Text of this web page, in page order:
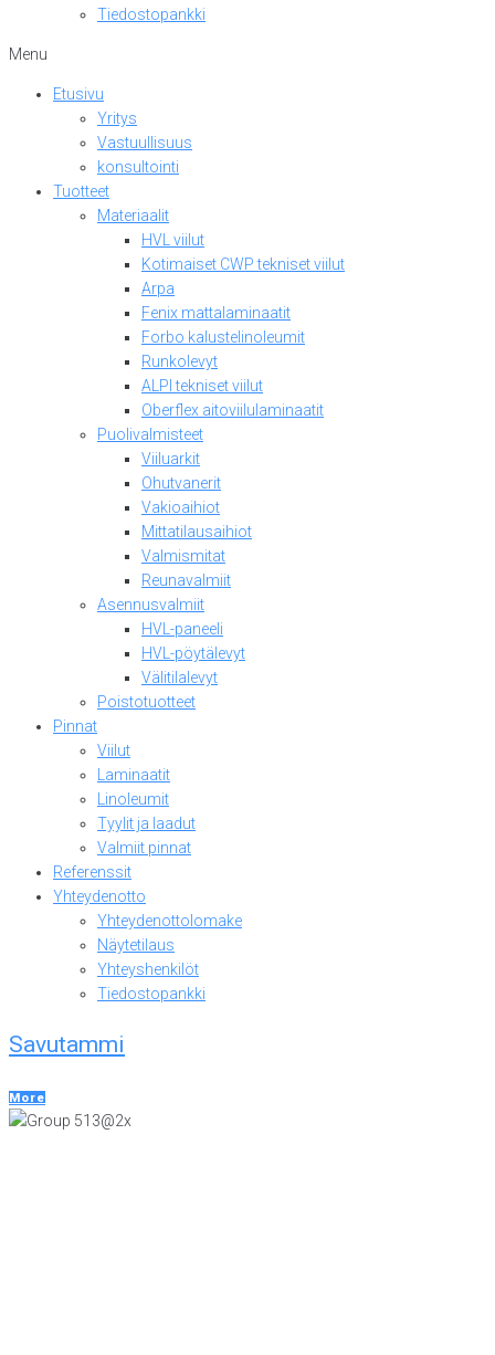
Tiedostopankki
Menu
Etusivu
Yritys
Vastuullisuus
konsultointi
Tuotteet
Materiaalit
HVL viilut
Kotimaiset CWP tekniset viilut
Arpa
Fenix mattalaminaatit
Forbo kalustelinoleumit
Runkolevyt
ALPI tekniset viilut
Oberflex aitoviilulaminaatit
Puolivalmisteet
Viiluarkit
Ohutvanerit
Vakioaihiot
Mittatilausaihiot
Valmismitat
Reunavalmiit
Asennusvalmiit
HVL-paneeli
HVL-pöytälevyt
Välitilalevyt
Poistotuotteet
Pinnat
Viilut
Laminaatit
Linoleumit
Tyylit ja laadut
Valmiit pinnat
Referenssit
Yhteydenotto
Yhteydenottolomake
Näytetilaus
Yhteyshenkilöt
Tiedostopankki
Savutammi
More